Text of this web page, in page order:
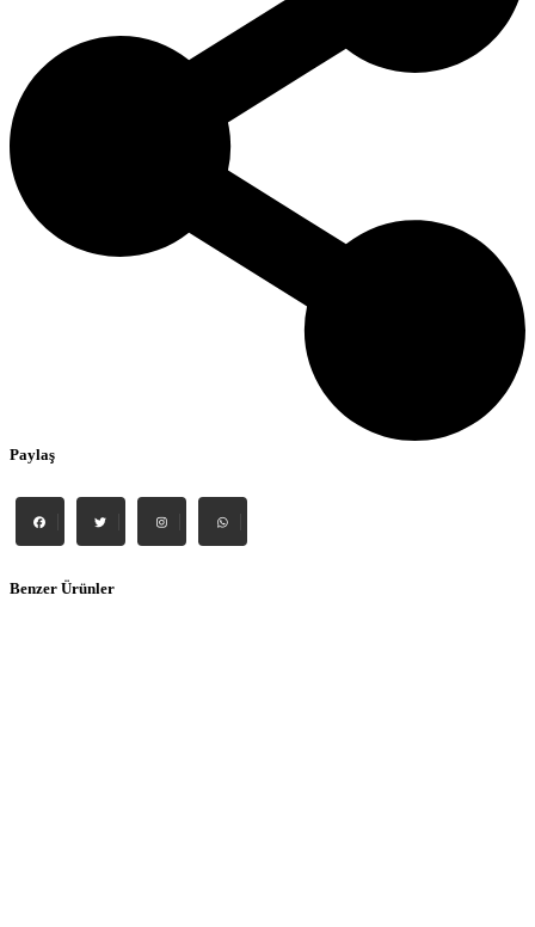
Paylaş
Benzer Ürünler